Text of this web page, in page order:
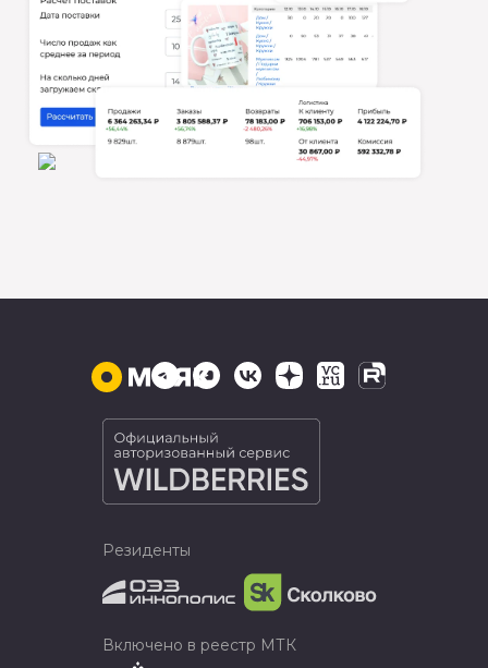
Резиденты
Включено в реестр МТК